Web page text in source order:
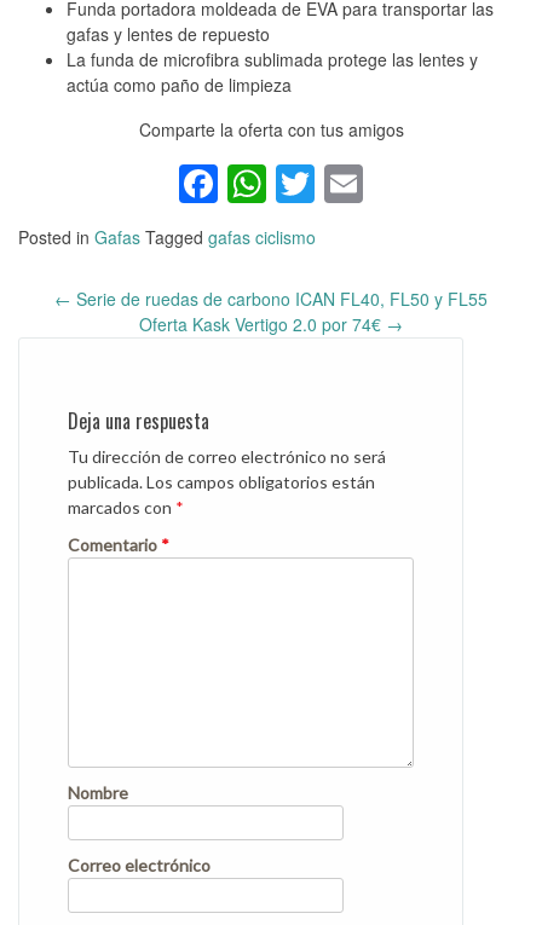
Funda portadora moldeada de EVA para transportar las
gafas y lentes de repuesto
La funda de microfibra sublimada protege las lentes y
actúa como paño de limpieza
Comparte la oferta con tus amigos
Facebook
WhatsApp
Twitter
Posted in Gafas Tagged gafas ciclismo
navigation
← Serie de ruedas de carbono ICAN FL40, FL50 y FL55
Oferta Kask Vertigo 2.0 por 74€ →
Deja una respuesta
Tu dirección de correo electrónico no será
publicada.Los campos obligatorios están
marcados con *
Comentario *
Nombre
Correo electrónico